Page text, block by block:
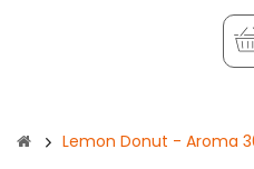
Lemon Donut - Aroma